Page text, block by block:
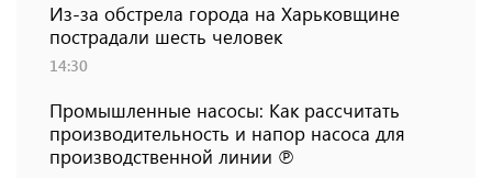
Из-за обстрела города на Харьковщине
пострадали шесть человек
14:30
Промышленные насосы: Как рассчитать
производительность и напор насоса для
производственной линии ℗